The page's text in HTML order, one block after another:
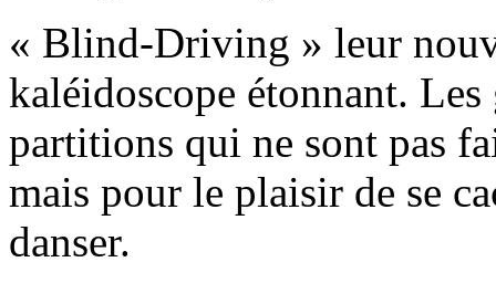
« Blind-Driving » leur
kaléidoscope étonnant.
partitions qui ne sont pas
mais pour le plaisir de se
danser.